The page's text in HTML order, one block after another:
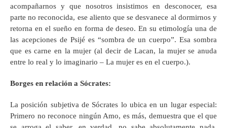
acompañarnos y que nosotros insistimos en desconocer, esa
parte no reconocida, ese aliento que se desvanece al dormirnos y
retorna en el sueño en forma de deseo. En su etimología una de
las acepciones de Psijé es “sombra de un cuerpo”. Esa sombra
que es carne en la mujer (al decir de Lacan, la mujer se anuda
entre lo real y lo imaginario – La mujer es en el cuerpo.).
Borges en relación a Sócrates:
La posición subjetiva de Sócrates lo ubica en un lugar especial:
Primero no reconoce ningún Amo, es más, demuestra que el que